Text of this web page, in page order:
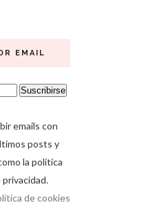
EMAIL
emails con
posts y
la política
de cookies